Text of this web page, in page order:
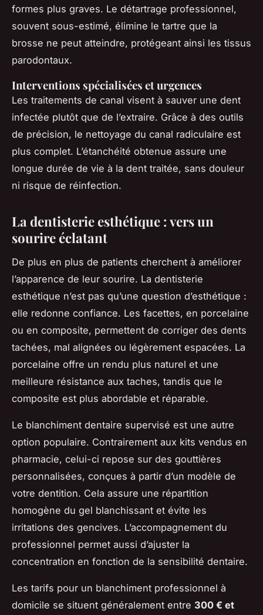
formes plus graves. Le détartrage professionnel,
souvent sous-estimé, élimine le tartre que la
brosse ne peut atteindre, protégeant ainsi les tissus
parodontaux.
Interventions spécialisées et urgences
Les traitements de canal visent à sauver une dent
infectée plutôt que de l’extraire. Grâce à des outils
de précision, le nettoyage du canal radiculaire est
plus complet. L’étanchéité obtenue assure une
longue durée de vie à la dent traitée, sans douleur
ni risque de réinfection.
La dentisterie esthétique : vers un
sourire éclatant
De plus en plus de patients cherchent à améliorer
l’apparence de leur sourire. La dentisterie
esthétique n’est pas qu’une question d’esthétique :
elle redonne confiance. Les facettes, en porcelaine
ou en composite, permettent de corriger des dents
tachées, mal alignées ou légèrement espacées. La
porcelaine offre un rendu plus naturel et une
meilleure résistance aux taches, tandis que le
composite est plus abordable et réparable.
Le blanchiment dentaire supervisé est une autre
option populaire. Contrairement aux kits vendus en
pharmacie, celui-ci repose sur des gouttières
personnalisées, conçues à partir d’un modèle de
votre dentition. Cela assure une répartition
homogène du gel blanchissant et évite les
irritations des gencives. L’accompagnement du
professionnel permet aussi d’ajuster la
concentration en fonction de la sensibilité dentaire.
Les tarifs pour un blanchiment professionnel à
domicile se situent généralement entre 300 € et